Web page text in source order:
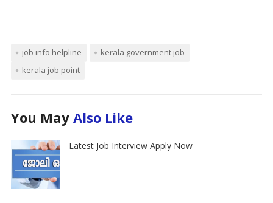
job info helpline
kerala government job
kerala job point
You May Also Like
Latest Job Interview Apply Now